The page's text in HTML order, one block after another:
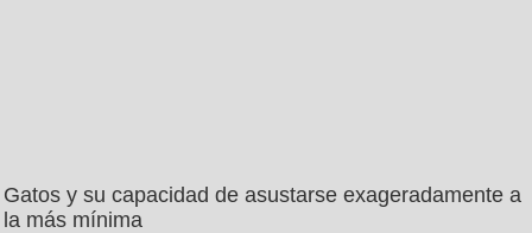
Gatos y su capacidad de asustarse exageradamente a
la más mínima